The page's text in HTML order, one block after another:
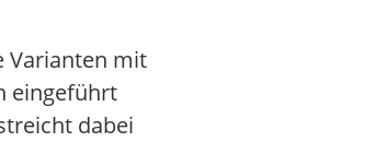
Varianten mit
eingeführt
dabei